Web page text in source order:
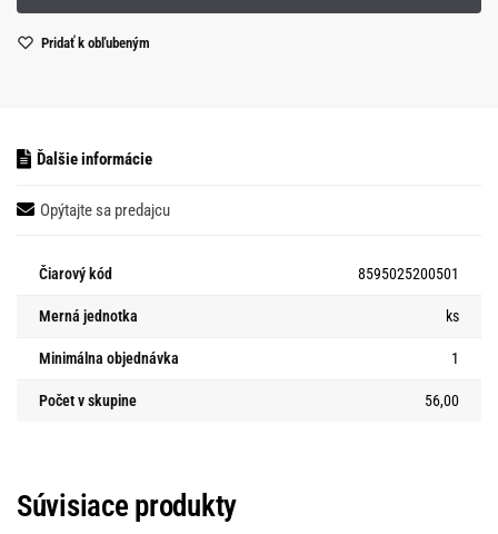
Pridať k obľubeným
Ďalšie informácie
Opýtajte sa predajcu
Čiarový kód 8595025200501
Merná jednotka ks
Minimálna objednávka 1
Počet v skupine 56,00
Súvisiace produkty